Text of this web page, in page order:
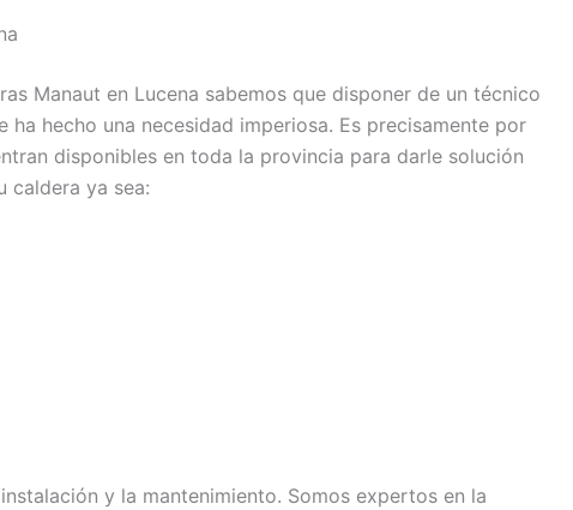
Manaut en Lucena sabemos que disponer de un técnico
hecho una necesidad imperiosa. Es precisamente por
disponibles en toda la provincia para darle solución
caldera ya sea:
y la mantenimiento. Somos expertos en la